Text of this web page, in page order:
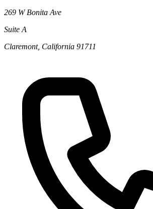
269 W Bonita Ave
Suite A
Claremont, California 91711